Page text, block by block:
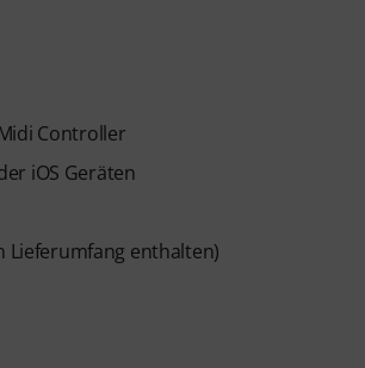
Controller
iOS Geräten
Lieferumfang enthalten)